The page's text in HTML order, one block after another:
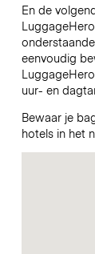
En de
eenvoudig
uur- en
Bewaar je
hotels in het